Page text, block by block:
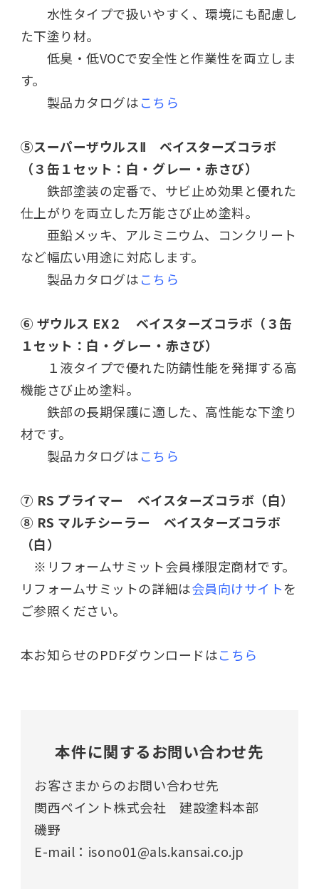
水性タイプで扱いやすく、環境にも配慮し
た下塗り材。
低臭・低VOCで安全性と作業性を両立しま
す。
製品カタログはこちら
⑤スーパーザウルスⅡ ベイスターズコラボ
（３缶１セット：白・グレー・赤さび）
鉄部塗装の定番で、サビ止め効果と優れた
仕上がりを両立した万能さび止め塗料。
亜鉛メッキ、アルミニウム、コンクリート
など幅広い用途に対応します。
製品カタログはこちら
⑥ ザウルス EX２ ベイスターズコラボ（３缶
１セット：白・グレー・赤さび）
１液タイプで優れた防錆性能を発揮する高
機能さび止め塗料。
鉄部の長期保護に適した、高性能な下塗り
材です。
製品カタログはこちら
⑦ RS プライマー ベイスターズコラボ（白）
⑧ RS マルチシーラー ベイスターズコラボ
（白）
※リフォームサミット会員様限定商材です。
リフォームサミットの詳細は会員向けサイトを
ご参照ください。
本お知らせのPDFダウンロードはこちら
本件に関するお問い合わせ先
お客さまからのお問い合わせ先
関西ペイント株式会社 建設塗料本部
磯野
E-mail：isono01@als.kansai.co.jp